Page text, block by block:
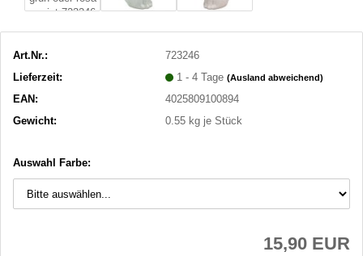
Art.Nr.:
723246
Lieferzeit:
1 - 4 Tage(Ausland abweichend)
EAN:
4025809100894
Gewicht:
0.55 kg je Stück
Auswahl Farbe:
15,90 EUR